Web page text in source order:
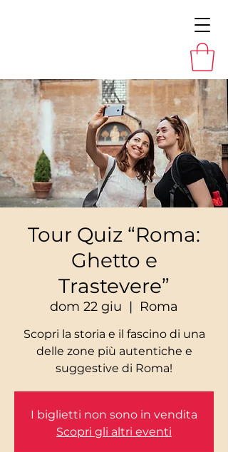
Tour Quiz “Roma:
Ghetto e
Trastevere”
dom 22 giu
  |
Roma
Scopri la storia e il fascino di una
delle zone più autentiche e
I biglietti non sono in vendita
Scopri gli altri eventi